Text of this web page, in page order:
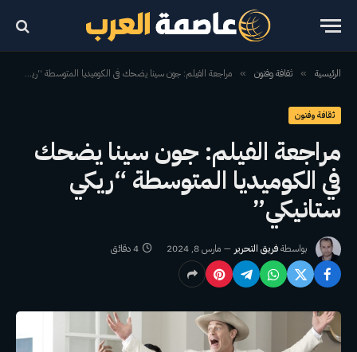
الرئيسية » ثقافة وفنون » مراجعة الفيلم: جون سينا ​​يضحك في الكوميديا ​​المتوسطة “ريكي ستانيكي”
ثقافة وفنون
مراجعة الفيلم: جون سينا ​​يضحك
في الكوميديا ​​المتوسطة “ريكي
ستانيكي”
بواسطةفريق التحرير مارس 8, 2024 4 دقائق